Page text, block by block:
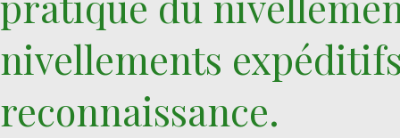
nivellements
reconnaissance.‎